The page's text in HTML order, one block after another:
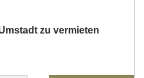
zu vermieten